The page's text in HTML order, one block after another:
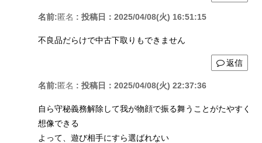
名前:匿名 : 投稿日：2025/04/08(火) 16:51:15
不良品だらけで中古下取りもできません
返信
名前:匿名 : 投稿日：2025/04/08(火) 22:37:36
自ら守秘義務解除して我が物顔で振る舞うことがたやすく
想像できる
よって、遊び相手にすら選ばれない